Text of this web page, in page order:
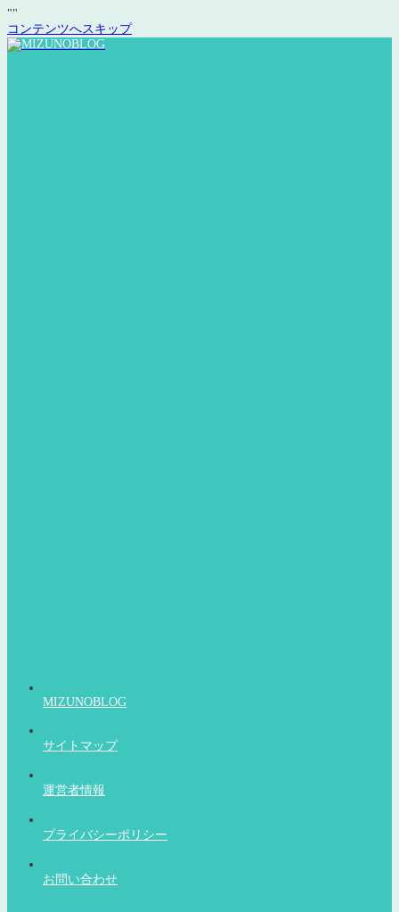
""
コンテンツへスキップ
MIZUNOBLOG
サイトマップ
運営者情報
プライバシーポリシー
お問い合わせ